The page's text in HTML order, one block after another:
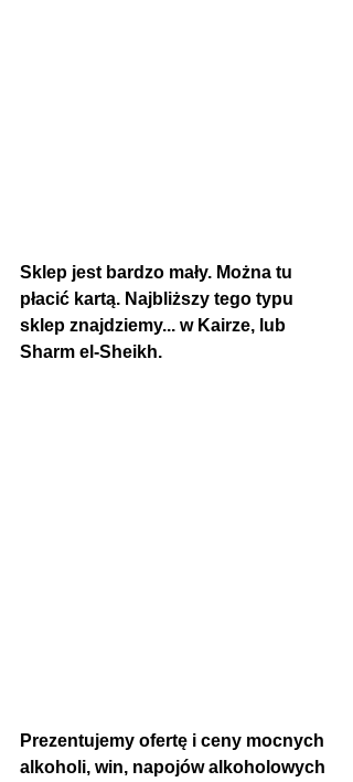
Sklep jest bardzo mały. Można tu
płacić kartą. Najbliższy tego typu
sklep znajdziemy... w Kairze, lub
Sharm el-Sheikh.
Prezentujemy ofertę i ceny mocnych
alkoholi, win, napojów alkoholowych